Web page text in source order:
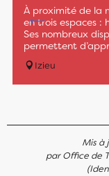
À proximité de la
en trois espaces :
Ses nombreux
permettent
Izieu
Mis à
par Office de